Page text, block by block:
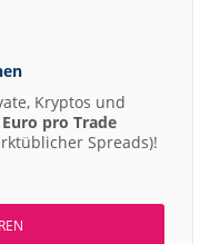
Kryptos und
pro Trade
Spreads)!